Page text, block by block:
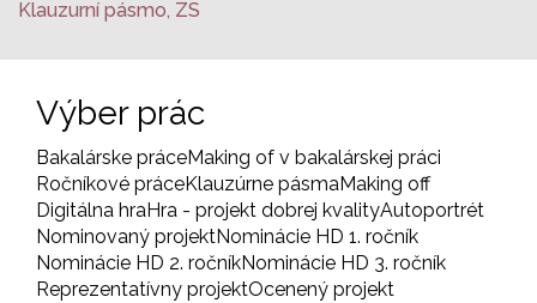
Klauzurní pásmo, ZS
Výber prác
Bakalárske práceMaking of v bakalárskej práci
Ročníkové práceKlauzúrne pásmaMaking off
Digitálna hraHra - projekt dobrej kvalityAutoportrét
Nominovaný projektNominácie HD 1. ročník
Nominácie HD 2. ročníkNominácie HD 3. ročník
Reprezentatívny projektOcenený projekt